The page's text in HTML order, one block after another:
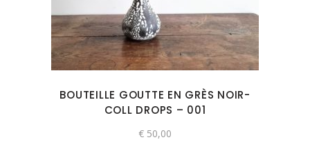
BOUTEILLE GOUTTE EN GRÈS NOIR-
COLL DROPS – 001
€ 50,00